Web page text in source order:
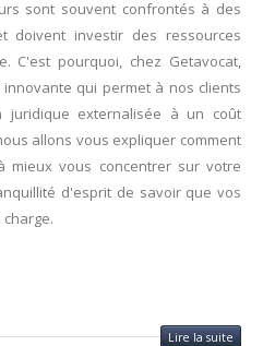
sont souvent confrontés à des
doivent investir des ressources
C'est pourquoi, chez Getavocat,
qui permet à nos clients
juridique externalisée à un coût
allons vous expliquer comment
vous concentrer sur votre
d'esprit de savoir que vos
Lire la suite